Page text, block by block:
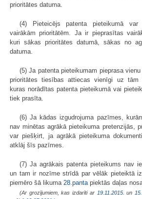
prioritātes datuma.
(4) Pieteicējs patenta pieteikumā
vairākām prioritātēm. Ja ir pieprasītas
kuri sākas prioritātes datumā, sākas no
datuma.
(5) Ja patenta pieteikumam pieprasa
prioritātes tiesības attiecas vienīgi uz tām
kuras norādītas patenta pieteikumā vai
tiek prasīta.
(6) Ja kādas izgudrojuma pazīmes,
nav minētas agrākā pieteikuma pretenzijās,
var piešķirt, ja agrākā pieteikuma
atklāj šīs pazīmes.
(7) Ja agrākais patenta pieteikums nav
un tam ir nozīme strīdā par vēlāk pieteiktā
piemēro šā likuma 28.pantapiektās daļas
(Ar grozījumiem, kas izdarīti ar 19.11.2015. un